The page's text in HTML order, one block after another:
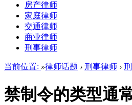
房产律师
家庭律师
交通律师
商业律师
刑事律师
当前位置: »律师话题 › 刑事律师 ›
禁制令的类型通